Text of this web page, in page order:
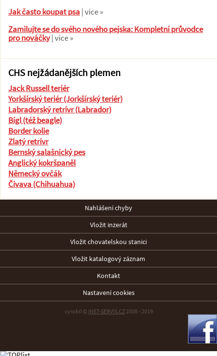
Jak často koupat psa| více »
Zamilujte se do svého nového pejska: Kompletní průvodce
pro nováčky| více »
CHS nejžádanějších plemen
Jack Russell teriér
Yorkšírský teriér (Jorkšírský teriér)
Labradorský retrívr (Labrador)
Bígl (též beagle)
Border kolie
Zlatý retrívr
Bernský salašnický pes
Anglický kokršpaněl
Německý ovčák
Čivava (Chihuahua)
Nahlášení chyby
Vložit inzerát
Vložit chovatelskou stanici
Vložit katalogový záznam
Kontakt
Nastavení cookies
vyrobil © INET-SERVIS.CZ2008 - 2019